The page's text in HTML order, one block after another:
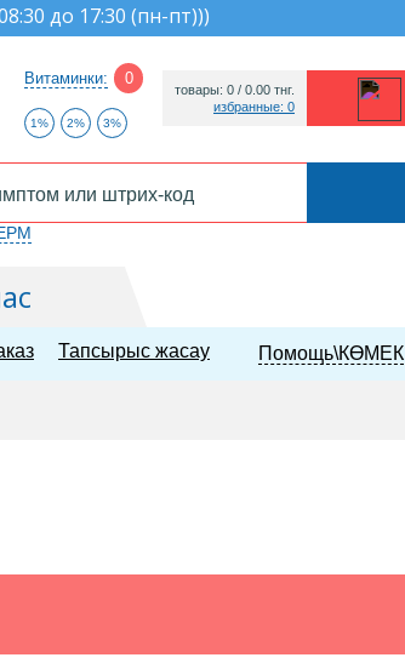
до 17:30 (пн-пт)))
Витаминки: 0
1% 2% 3%
товары: 0 / 0.00 тнг.
избранные: 0
Помощь\КӨМЕК
Тапсырыс жасау